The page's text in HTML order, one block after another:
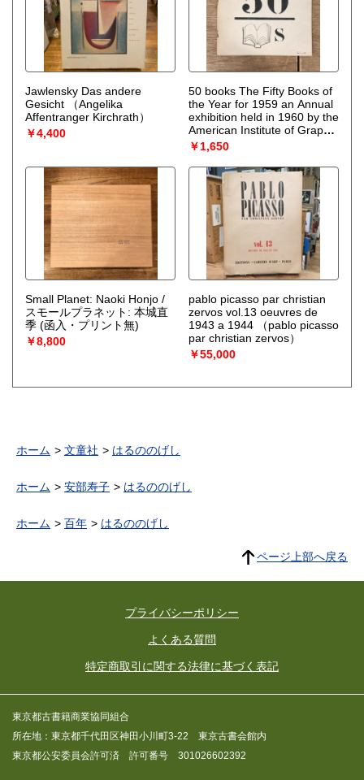
Jawlensky Das andere
Gesicht
（Angelika
Affentranger Kirchrath）
￥4,400
50 books The Fifty Books of
the Year for 1959 an Annual
exhibition held in 1960 by the
American Institute of Graphic
Arts
￥1,650
Small Planet: Naoki Honjo /
スモールプラネット: 本城直
季 (函入・プリント無)
￥8,800
pablo picasso par christian
zervos vol.13 oeuvres de
1943 a 1944
（pablo picasso
par christian zervos）
￥55,000
ホーム 文童社 はるののげし
ホーム 安部寿子 はるののげし
ホーム 百年 はるののげし
ページ上部へ戻る
プライバシーポリシー
よくある質問
特定商取引に関する法律に基づく表記
東京都古書籍商業協同組合
所在地：東京都千代田区神田小川町3-22 東京古書会館内
東京都公安委員会許可済 許可番号 301026602392